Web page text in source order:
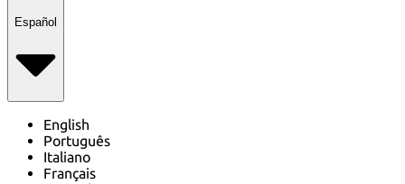
Español
English
Português
Italiano
Français